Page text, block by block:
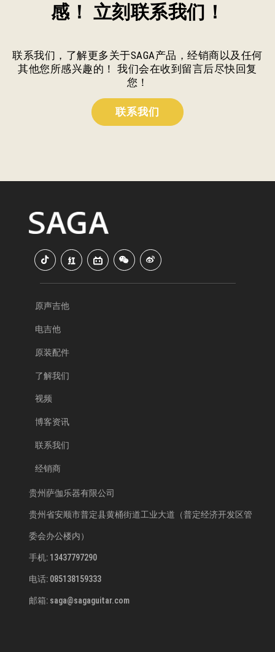
感！ 立刻联系我们！
联系我们，了解更多关于SAGA产品，经销商以及任何
其他您所感兴趣的！ 我们会在收到留言后尽快回复
您！
联系我们
原声吉他
电吉他
原装配件
了解我们
视频
博客资讯
联系我们
经销商
贵州萨伽乐器有限公司
贵州省安顺市普定县黄桶街道工业大道（普定经济开发区管
委会办公楼内）
手机: 13437797290
电话: 085138159333
邮箱: saga@sagaguitar.com